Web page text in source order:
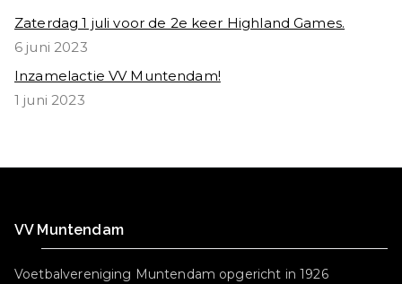
Zaterdag 1 juli voor de 2e keer Highland Games.
6 juni 2023
Inzamelactie VV Muntendam!
1 juni 2023
VV Muntendam
Voetbalvereniging Muntendam opgericht in 1926